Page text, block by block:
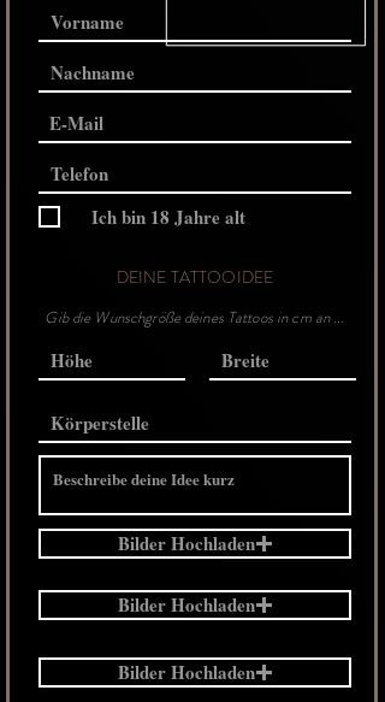
Ich bin 18 Jahre alt
DEINE TATTOOIDEE
Gib die Wunschgröße deines Tattoos in cm an ...
Bilder Hochladen
Bilder Hochladen
Bilder Hochladen